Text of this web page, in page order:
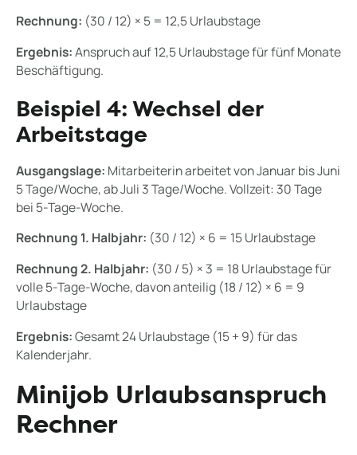
Rechnung: (30 / 12) × 5 = 12,5 Urlaubstage
Ergebnis:Anspruch auf 12,5 Urlaubstage für fünf Monate
Beschäftigung.
Beispiel 4: Wechsel der
Arbeitstage
Ausgangslage: Mitarbeiterin arbeitet von Januar bis Juni
5 Tage/Woche, ab Juli 3 Tage/Woche. Vollzeit: 30 Tage
bei 5-Tage-Woche.
Rechnung 1. Halbjahr: (30 / 12) × 6 = 15 Urlaubstage
Rechnung 2. Halbjahr: (30 / 5) × 3 = 18 Urlaubstage für
volle 5-Tage-Woche, davon anteilig (18 / 12) × 6 = 9
Urlaubstage
Ergebnis:Gesamt 24 Urlaubstage (15 + 9) für das
Kalenderjahr.
Minijob Urlaubsanspruch
Rechner